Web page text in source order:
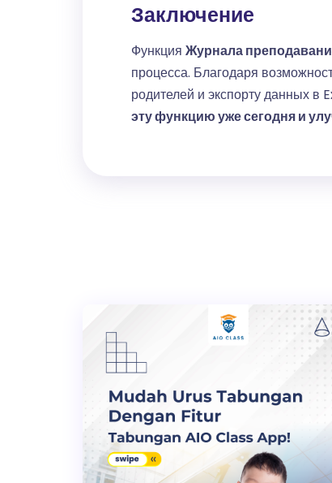
Заключение
Функция Журнала
процесса. Благодаря
родителей и экспорту данных в
эту функцию уже сегодня и